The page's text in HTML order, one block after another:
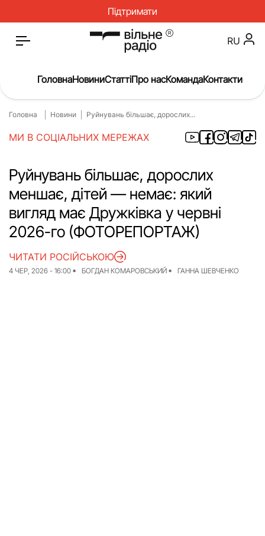
Підтримати
Головна
Новини
Окупація
Про нас
Війна
Гроші
Освіта
Інструкції
Медицина
ЖКГ
Історія
Інтерв’ю
RU
ГоловнаНовиниСтаттіПро насКомандаКонтакти
Головна Новини Руйнувань більшає, дорослих...
МИ В СОЦІАЛЬНИХ МЕРЕЖАХ
Руйнувань більшає, дорослих
меншає, дітей — немає: який
вигляд має Дружківка у червні
2026-го (ФОТОРЕПОРТАЖ)
4 ЧЕР, 2026 - 16:00 БОГДАН КОМАРОВСЬКИЙ ГАННА ШЕВЧЕНКО
ЧИТАТИ РОСІЙСЬКОЮ